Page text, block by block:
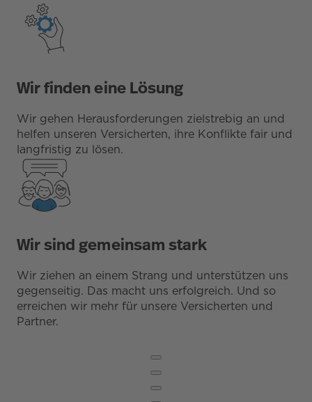
Wir finden eine Lösung
Wir gehen Herausforderungen zielstrebig an und
helfen unseren Versicherten, ihre Konflikte fair und
langfristig zu lösen.
Wir sind gemeinsam stark
Wir ziehen an einem Strang und unterstützen uns
gegenseitig. Das macht uns erfolgreich. Und so
erreichen wir mehr für unsere Versicherten und
Partner.